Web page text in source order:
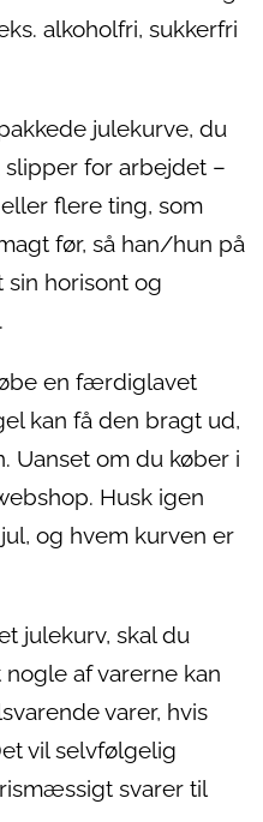
alkoholfri, sukkerfri
julekurve, du
for arbejdet –
flere ting, som
før, så han/hun på
horisont og
en færdiglavet
kan få den bragt ud,
Uanset om du køber i
Husk igen
og hvem kurven er
julekurv, skal du
af varerne kan
varer, hvis
vil selvfølgelig
svarer til